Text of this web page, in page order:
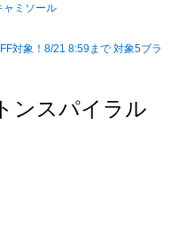
ャミソール
対象！8/21 8:59まで 対象5ブラ
ンスパイラル